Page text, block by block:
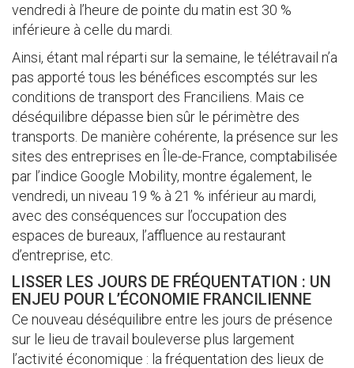
vendredi à l’heure de pointe du matin est 30 %
inférieure à celle du mardi.
Ainsi, étant mal réparti sur la semaine, le télétravail n’a
pas apporté tous les bénéfices escomptés sur les
conditions de transport des Franciliens. Mais ce
déséquilibre dépasse bien sûr le périmètre des
transports. De manière cohérente, la présence sur les
sites des entreprises en Île-de-France, comptabilisée
par l’indice Google Mobility, montre également, le
vendredi, un niveau 19 % à 21 % inférieur au mardi,
avec des conséquences sur l’occupation des
espaces de bureaux, l’affluence au restaurant
d’entreprise, etc.
LISSER LES JOURS DE FRÉQUENTATION : UN
ENJEU POUR L’ÉCONOMIE FRANCILIENNE
Ce nouveau déséquilibre entre les jours de présence
sur le lieu de travail bouleverse plus largement
l’activité économique : la fréquentation des lieux de